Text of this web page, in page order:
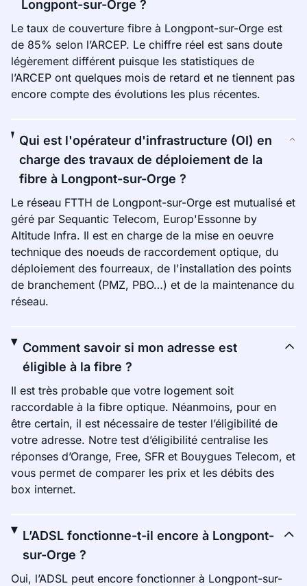
Longpont-sur-Orge ?
Le taux de couverture fibre à Longpont-sur-Orge est
de 85% selon l’ARCEP. Le chiffre réel est sans doute
légèrement différent puisque les statistiques de
l’ARCEP ont quelques mois de retard et ne tiennent pas
encore compte des évolutions les plus récentes.
Qui est l'opérateur d'infrastructure (OI) en
charge des travaux de déploiement de la
fibre à Longpont-sur-Orge ?
Le réseau FTTH de Longpont-sur-Orge est mutualisé et
géré par Sequantic Telecom, Europ'Essonne by
Altitude Infra. Il est en charge de la mise en oeuvre
technique des noeuds de raccordement optique, du
déploiement des fourreaux, de l'installation des points
de branchement (PMZ, PBO…) et de la maintenance du
réseau.
Comment savoir si mon adresse est
éligible à la fibre ?
Il est très probable que votre logement soit
raccordable à la fibre optique. Néanmoins, pour en
être certain, il est nécessaire de tester l’éligibilité de
votre adresse. Notre test d’éligibilité centralise les
réponses d’Orange, Free, SFR et Bouygues Telecom, et
vous permet de comparer les prix et les débits des
box internet.
L’ADSL fonctionne-t-il encore à Longpont-
sur-Orge ?
Oui, l’ADSL peut encore fonctionner à Longpont-sur-